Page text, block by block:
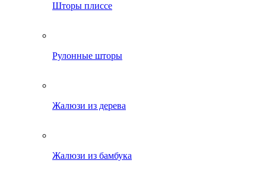
Шторы плиссе
Рулонные шторы
Жалюзи из дерева
Жалюзи из бамбука